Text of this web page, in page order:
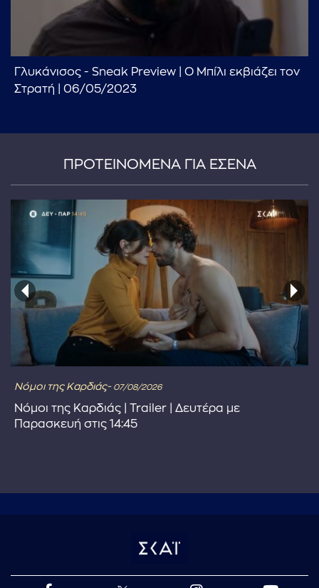
Γλυκάνισος - Sneak Preview | Ο Μπίλι εκβιάζει τον
Στρατή | 06/05/2023
ΠΡΟΤΕΙΝΟΜΕΝΑ ΓΙΑ ΕΣΕΝΑ
Νόμοι της Καρδιάς- 07/08/2026
Νόμοι της Καρδιάς | Trailer | Δευτέρα με
Παρασκευή στις 14:45